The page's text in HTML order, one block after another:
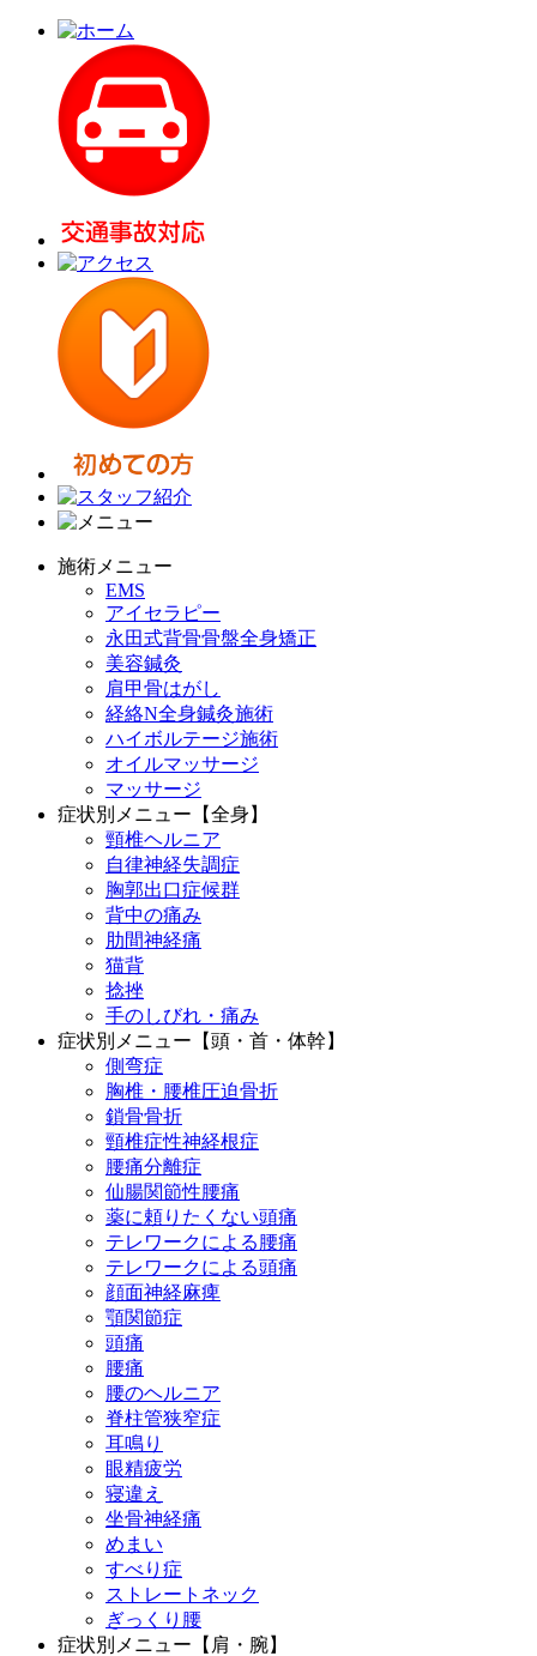
施術メニュー
EMS
アイセラピー
永田式背骨骨盤全身矯正
美容鍼灸
肩甲骨はがし
経絡N全身鍼灸施術
ハイボルテージ施術
オイルマッサージ
マッサージ
症状別メニュー【全身】
頸椎ヘルニア
自律神経失調症
胸郭出口症候群
背中の痛み
肋間神経痛
猫背
捻挫
手のしびれ・痛み
症状別メニュー【頭・首・体幹】
側弯症
胸椎・腰椎圧迫骨折
鎖骨骨折
頸椎症性神経根症
腰痛分離症
仙腸関節性腰痛
薬に頼りたくない頭痛
テレワークによる腰痛
テレワークによる頭痛
顔面神経麻痺
顎関節症
頭痛
腰痛
腰のヘルニア
脊柱管狭窄症
耳鳴り
眼精疲労
寝違え
坐骨神経痛
めまい
すべり症
ストレートネック
ぎっくり腰
症状別メニュー【肩・腕】